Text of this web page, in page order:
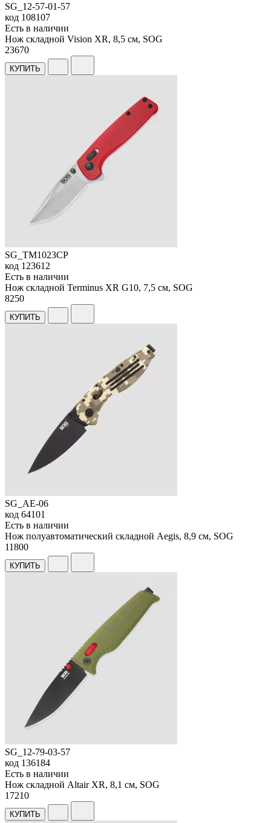
SG_12-57-01-57
код 108107
Есть в наличии
Нож складной Vision XR, 8,5 см, SOG
23670
КУПИТЬ
SG_TM1023CP
код 123612
Есть в наличии
Нож складной Terminus XR G10, 7,5 см, SOG
8250
КУПИТЬ
SG_AE-06
код 64101
Есть в наличии
Нож полуавтоматический складной Aegis, 8,9 см, SOG
11800
КУПИТЬ
SG_12-79-03-57
код 136184
Есть в наличии
Нож складной Altair XR, 8,1 см, SOG
17210
КУПИТЬ